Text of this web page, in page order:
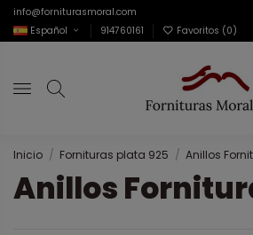
info@forniturasmoral.com
Español
914760161 Favoritos (0)
Inicio Fornituras plata 925 Anillos
Anillos